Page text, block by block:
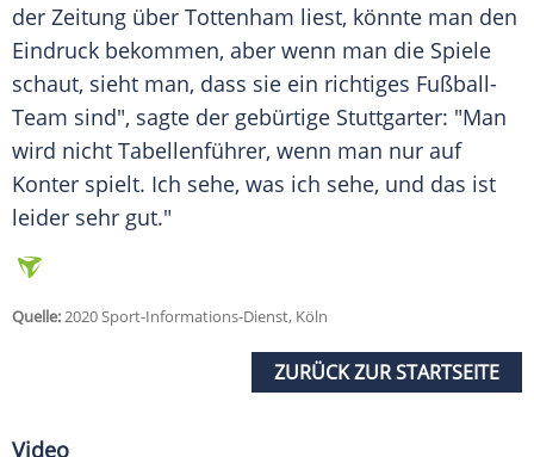
der Zeitung über Tottenham liest, könnte man den
Eindruck bekommen, aber wenn man die Spiele
schaut, sieht man, dass sie ein richtiges Fußball-
Team sind", sagte der gebürtige Stuttgarter: "Man
wird nicht Tabellenführer, wenn man nur auf
Konter spielt. Ich sehe, was ich sehe, und das ist
leider sehr gut."
Quelle:2020 Sport-Informations-Dienst, Köln
ZURÜCK ZUR STARTSEITE
Video